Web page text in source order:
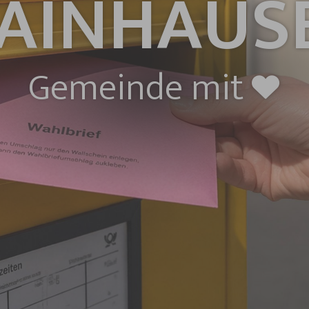
Gemeinde mit